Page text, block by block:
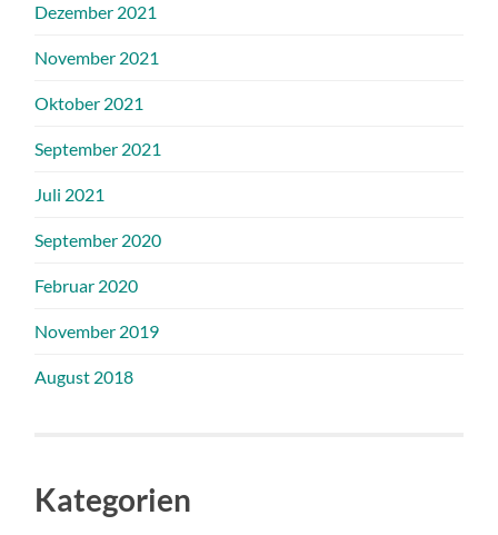
Dezember 2021
November 2021
Oktober 2021
September 2021
Juli 2021
September 2020
Februar 2020
November 2019
August 2018
Kategorien